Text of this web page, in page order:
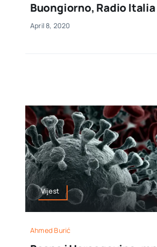
Buongiorno, Radio Italia
April 8, 2020
Vijest
Ahmed Burić